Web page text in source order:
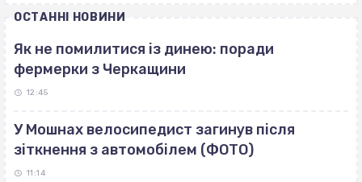
ОСТАННІ НОВИНИ
Як не помилитися із динею: поради
фермерки з Черкащини
12:45
У Мошнах велосипедист загинув після
зіткнення з автомобілем (ФОТО)
11:14